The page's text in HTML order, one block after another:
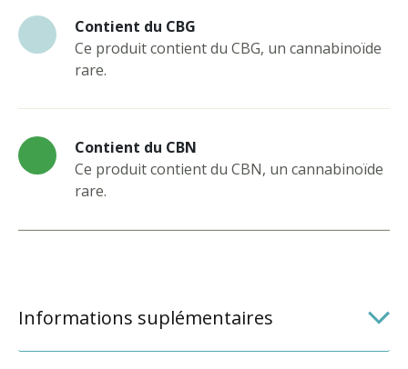
Contient du CBG
Ce produit contient du CBG, un cannabinoïde
rare.
Contient du CBN
Ce produit contient du CBN, un cannabinoïde
rare.
Informations suplémentaires